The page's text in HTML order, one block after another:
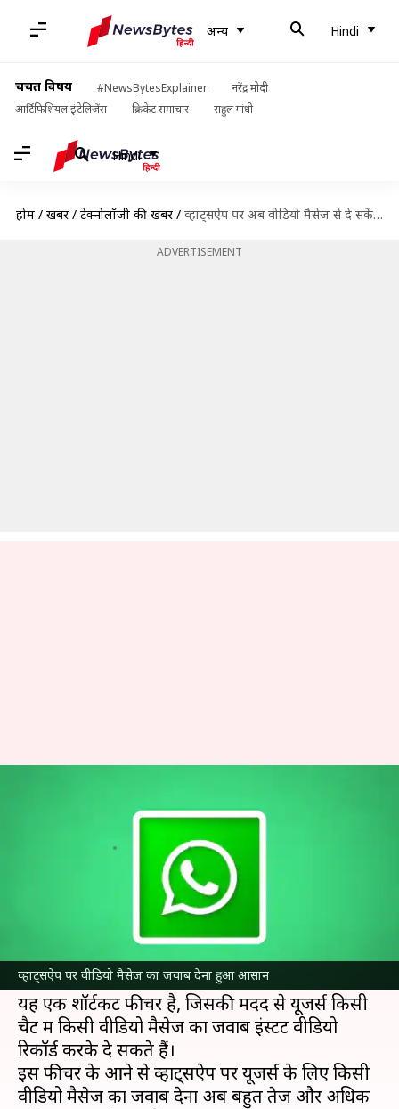
अन्य Hindi
चर्चित विषय #NewsBytesExplainer
नरेंद्र मोदी
आर्टिफिशियल इंटेलिजेंस
क्रिकेट समाचार राहुल गांधी
Hindi
होम / खबरें / टेक्नोलॉजी की खबरें / व्हाट्सऐप पर अब वीडियो मैसेज से दे सकेंगे जवाब, आया यह नया फीचर
ADVERTISEMENT
व्हाट्सऐप पर वीडियो मैसेज का जवाब देना हुआ आसान
सकेंगे जवाब, आया यह नया फीचर
Jun 26, 2024 09:13 am
के स्वामित्व वाली इंस्टेंट मैसेजिंग प्लेटफॉर्म
अपने यूजर्स के लिए वीडियो मैसेज रिप्लाई नामक एक
नया फीचर रोल आउट कर रही है।
यह एक शॉर्टकट फीचर है, जिसकी मदद से यूजर्स किसी
चैट में किसी वीडियो मैसेज का जवाब इंस्टेंट वीडियो
रिकॉर्ड करके दे सकते हैं।
इस फीचर के आने से व्हाट्सऐप पर यूजर्स के लिए किसी
वीडियो मैसेज का जवाब देना अब बहुत तेज और अधिक